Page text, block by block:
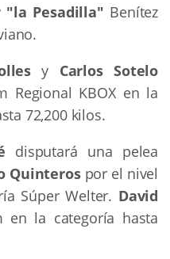
"la Pesadilla" Benítez
y Carlos Sotelo
Regional KBOX en la
72,200 kilos.
disputará una pelea
Quinteros por el nivel
Súper Welter. David
la categoría hasta